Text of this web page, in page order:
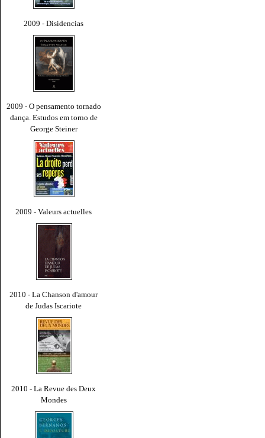
2009 - Disidencias
2009 - O pensamento tornado
dança. Estudos em torno de
George Steiner
2009 - Valeurs actuelles
2010 - La Chanson d'amour
de Judas Iscariote
2010 - La Revue des Deux
Mondes